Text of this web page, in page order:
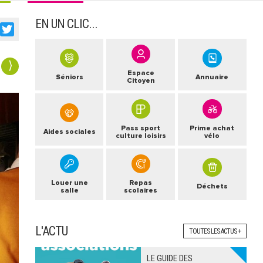
Twitter
⟩
EN UN CLIC...
Séniors
Espace
Citoyen
Annuaire
Aides sociales
Pass sport
culture loisirs
Prime achat
vélo
Louer une
salle
Repas
scolaires
Déchets
L'ACTU TOUTES LES ACTUS +
LE GUIDE DES